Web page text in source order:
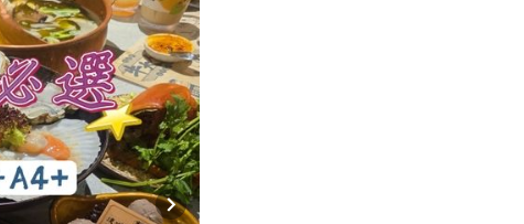
Next slide